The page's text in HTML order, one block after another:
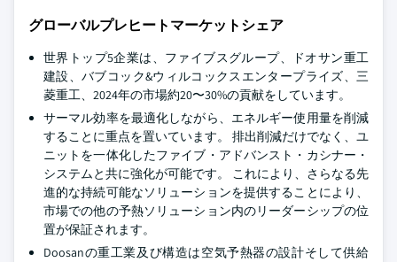
グローバルプレヒートマーケットシェア
世界トップ5企業は、ファイブスグループ、ドオサン重工
建設、バブコック&ウィルコックスエンタープライズ、三
菱重工、2024年の市場約20〜30%の貢献をしています。
サーマル効率を最適化しながら、エネルギー使用量を削減
することに重点を置いています。 排出削減だけでなく、ユ
ニットを一体化したファイブ・アドバンスト・カシナー・
システムと共に強化が可能です。 これにより、さらなる先
進的な持続可能なソリューションを提供することにより、
市場での他の予熱ソリューション内のリーダーシップの位
置が保証されます。
Doosanの重工業及び構造は空気予熱器の設計そして供給